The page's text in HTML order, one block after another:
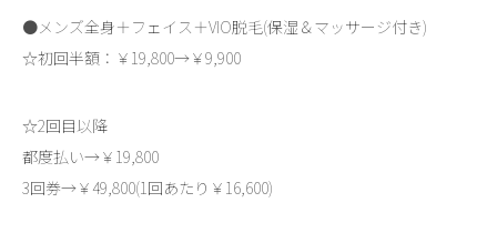
●メンズ全身＋フェイス＋VIO脱毛(保湿＆マッサージ付き)
☆初回半額：￥19,800→￥9,900
☆2回目以降
都度払い→￥19,800
3回券→￥49,800(1回あたり￥16,600)